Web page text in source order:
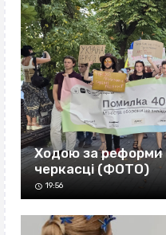
Ходою за реформи
черкасці (ФОТО)
19:56